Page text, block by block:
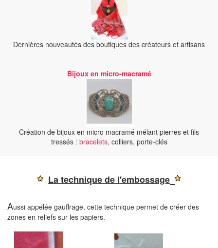
Dernières nouveautés des boutiques des créateurs et artisans
Bijoux en micro-macramé
Création de bijoux en micro macramé mélant pierres et fils
tressés : bracelets, colliers, porte-clés
La technique de l'embossage
Aussi appelée gauffrage, cette technique permet de créer des
zones en reliefs sur les papiers.